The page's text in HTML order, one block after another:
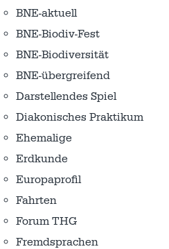
BNE-aktuell
BNE-Biodiv-Fest
BNE-Biodiversität
BNE-übergreifend
Darstellendes Spiel
Diakonisches Praktikum
Ehemalige
Erdkunde
Europaprofil
Fahrten
Forum THG
Fremdsprachen